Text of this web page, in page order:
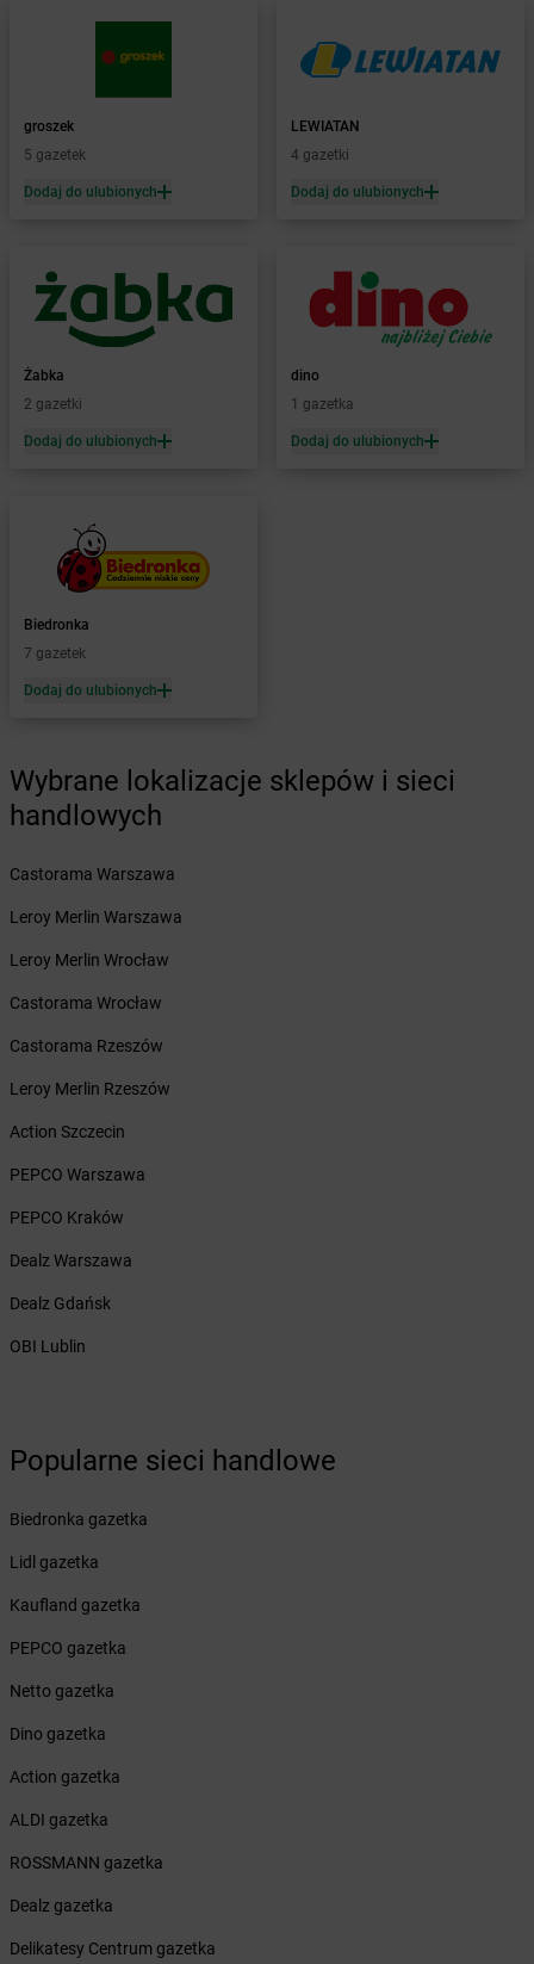
Baboszewo
Żabka Bądkowo
Żabka Bąków
Żabka
Żabka Barcin
Żabka Barczewo
Bardo
Żabka
Żabka Barniewice
Żabka Bartąg
Barwałd Średni
Barwice
Żabka Bażanowice
Żabka Będzin
Żabka Bełchatów
Żabka Bełsznica
Żabka Bestwinka
Żabka Bezrzecze
Żabka
Biała
Żabka Biała Piska
Żabka
Biała Podlaska
Żabka Białe Błota
Żabka
Białka
Żabka Białobrzegi
Żabka Bialogard
Żabka Białośliwie
Żabka Białowieża
Żabka Białystok
Żabka Bibice
Żabka Biecz
Żabka Bielsk
Żabka Bielsko
Żabka
Bielsko-Biała
Żabka
Żabka Bieruń
Żabka
Biery
Bieżuń
Żabka Bilcza
Żabka
Biłgoraj
Żabka
Żabka Biskupice
Żabka
Biskupiec
Żabka
Żabka Blachownia
Żabka
Błażejewo
Żabka
Żabka Blizne Łaszczyńskiego
groszek
5 gazetek
Dodaj do ulubionych
LEWIATAN
4 gazetki
Dodaj do ulubionych
Żabka
2 gazetki
Dodaj do ulubionych
dino
1 gazetka
Dodaj do ulubionych
Biedronka
7 gazetek
Dodaj do ulubionych
Wybrane lokalizacje sklepów i sieci
handlowych
Castorama Warszawa
Leroy Merlin Warszawa
Leroy Merlin Wrocław
Castorama Wrocław
Castorama Rzeszów
Leroy Merlin Rzeszów
Action Szczecin
PEPCO Warszawa
PEPCO Kraków
Dealz Warszawa
Dealz Gdańsk
OBI Lublin
Popularne sieci handlowe
Biedronka gazetka
Lidl gazetka
Kaufland gazetka
PEPCO gazetka
Netto gazetka
Dino gazetka
Action gazetka
ALDI gazetka
ROSSMANN gazetka
Dealz gazetka
Delikatesy Centrum gazetka